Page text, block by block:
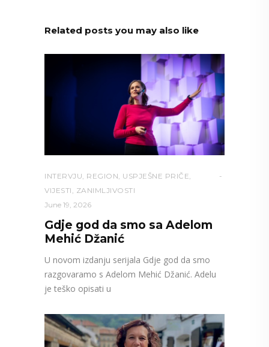
Related posts you may also like
INTERVJU, REGION, USPJEŠNE PRIČE,
VIJESTI , ZANIMLJIVOSTI
June 19, 2026
Gdje god da smo sa Adelom
Mehić Džanić
U novom izdanju serijala Gdje god da smo
razgovaramo s Adelom Mehić Džanić. Adelu
je teško opisati u